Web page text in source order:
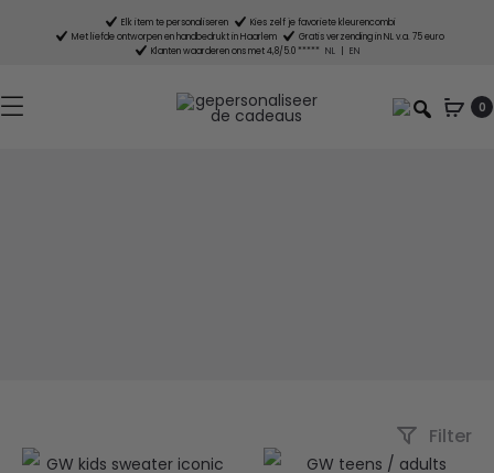
Elk item te personaliseren
Kies zelf je favoriete kleurencombi
Met liefde ontworpen en handbedrukt in Haarlem
Gratis verzending in NL v.a. 75 euro
Klanten waarderen ons met 4,8/5.0 ***** NL EN
0
Filter